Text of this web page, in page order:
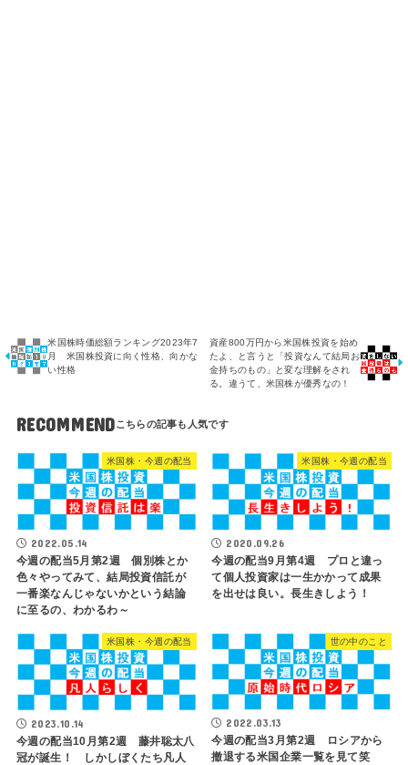
米国株時価総額ランキング2023年7
月 米国株投資に向く性格、向かな
い性格
資産800万円から米国株投資を始め
たよ、と言うと「投資なんて結局お
金持ちのもの」と変な理解をされ
る。違うて、米国株が優秀なの！
RECOMMEND
米国株・今週の配当
2022.05.14
今週の配当5月第2週 個別株とか
色々やってみて、結局投資信託が
一番楽なんじゃないかという結論
に至るの、わかるわ～
米国株・今週の配当
2020.09.26
今週の配当9月第4週 プロと違っ
て個人投資家は一生かかって成果
を出せは良い。長生きしよう！
米国株・今週の配当
2023.10.14
今週の配当10月第2週 藤井聡太八
冠が誕生！ しかしぼくたち凡人
世の中のこと
2022.03.13
今週の配当3月第2週 ロシアから
撤退する米国企業一覧を見て笑